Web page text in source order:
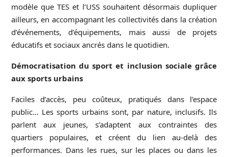
modèle que TES et l’USS souhaitent désormais dupliquer
ailleurs, en accompagnant les collectivités dans la création
d’événements, d’équipements, mais aussi de projets
éducatifs et sociaux ancrés dans le quotidien.
Démocratisation du sport et inclusion sociale grâce
aux sports urbains
Faciles d’accès, peu coûteux, pratiqués dans l’espace
public… Les sports urbains sont, par nature, inclusifs. Ils
parlent aux jeunes, s’adaptent aux contraintes des
quartiers populaires, et créent du lien au-delà des
performances. Dans les rues, sur les places ou dans les